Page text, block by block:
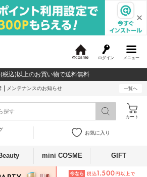
メニュー
ログイン
c
o
税込)以上のお買い物で送料無料
メンテナンスのお知らせ 一覧へ
探す
カート
お気に入り
mini COSME GIFT